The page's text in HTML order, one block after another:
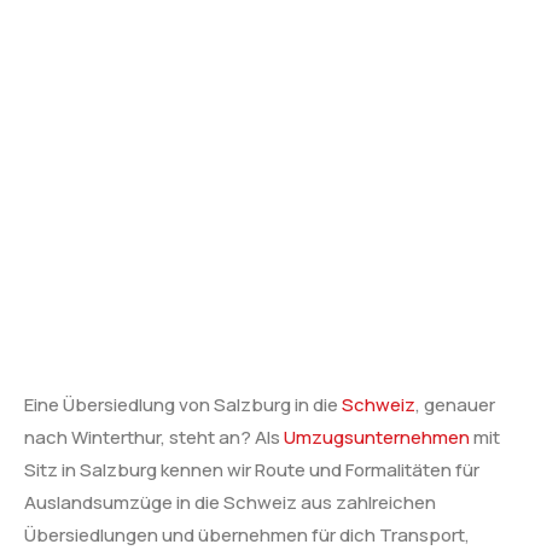
Eine Übersiedlung von Salzburg in dieSchweiz, genauer
nach Winterthur, steht an? AlsUmzugsunternehmenmit
Sitz in Salzburg kennen wir Route und Formalitäten für
Auslandsumzüge in die Schweiz aus zahlreichen
Übersiedlungen und übernehmen für dich Transport,